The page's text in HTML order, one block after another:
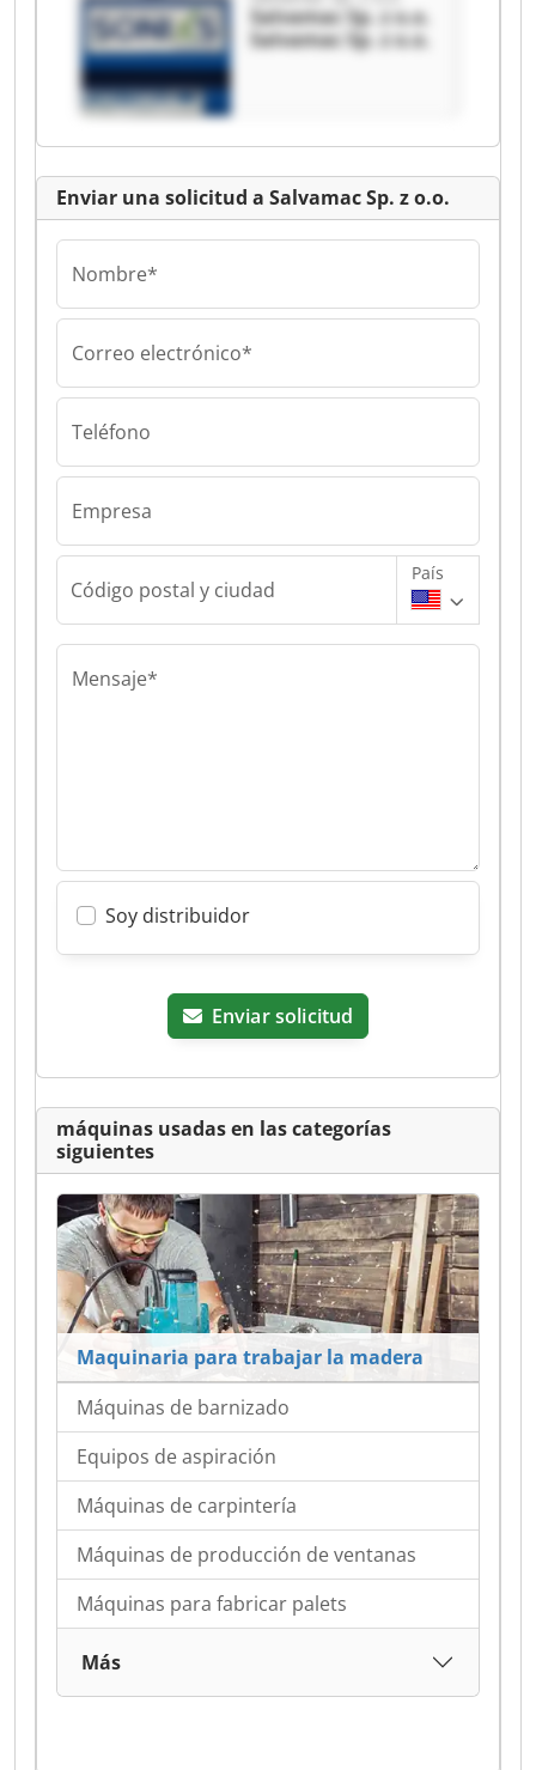
Salvamac Sp. z o.o.
Salvamac Sp. z o.o.
Enviar una solicitud a Salvamac Sp. z o.o.
Nombre*
Correo electrónico*
Teléfono
Empresa
Código postal y ciudad
País
Mensaje*
Soy distribuidor
Enviar solicitud
máquinas usadas en las categorías
siguientes
Maquinaria para trabajar la madera
Máquinas de barnizado
Equipos de aspiración
Máquinas de carpintería
Máquinas de producción de ventanas
Máquinas para fabricar palets
Más